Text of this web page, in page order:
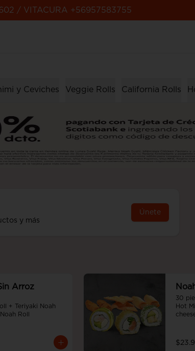
/ VITACURA +56957583755
y Ceviches Veggie Rolls California Rolls
y más
Únete
Arroz
+ Teriyaki Noah
Roll
30
Hot